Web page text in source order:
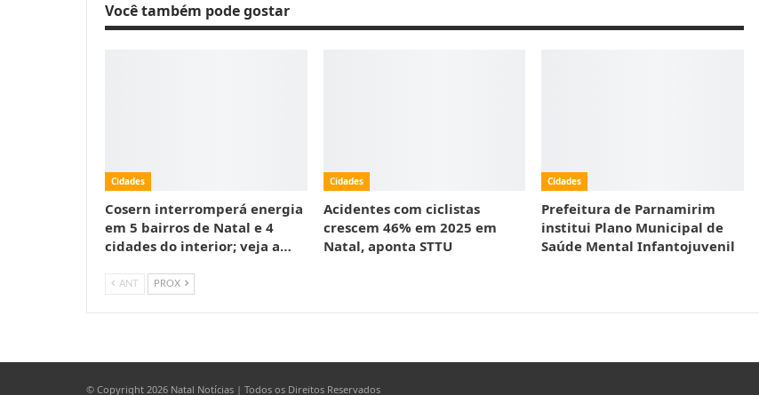
Você também pode gostar
Cidades
Cosern interromperá energia
em 5 bairros de Natal e 4
cidades do interior; veja a…
Cidades
Acidentes com ciclistas
crescem 46% em 2025 em
Natal, aponta STTU
Cidades
Prefeitura de Parnamirim
institui Plano Municipal de
Saúde Mental Infantojuvenil
ANT PROX
© Copyright 2026 Natal Notícias | Todos os Direitos Reservados